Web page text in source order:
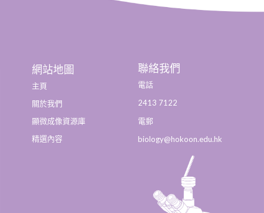
網站地圖
主頁
關於我們
顯微成像資源庫
精選內容
聯絡我們
電話
2413 7122
電郵
biology@hokoon.edu.hk​